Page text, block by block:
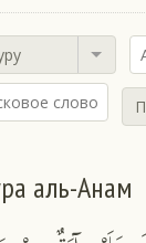
аль-Анам